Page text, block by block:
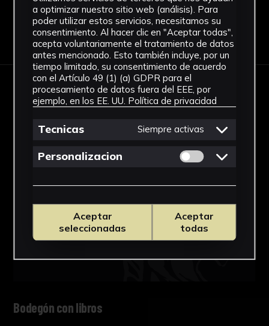
Descargar Ficha
OBRAS RELACIONADAS
Bodegón con libros
a optimizar nuestro sitio web (análisis). Para
poder utilizar estos servicios, necesitamos su
consentimiento. Al hacer clic en "Aceptar todas",
acepta voluntariamente el tratamiento de datos
antes mencionado. Esto también incluye, por un
tiempo limitado, su consentimiento de acuerdo
con el Artículo 49 (1) (a) GDPR para el
procesamiento de datos fuera del EEE, por
ejemplo, en los EE. UU. Política de privacidad
Tecnicas Siempre activas
Personalizacion Permitir cookies
Aceptar
seleccionadas
Aceptar
todas